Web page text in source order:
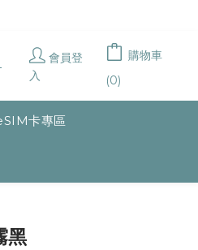
會員登
入
購物車
(0)
卡專區
黑